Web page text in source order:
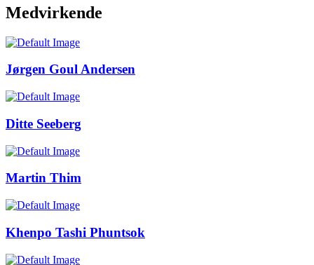
Medvirkende
Jørgen Goul Andersen
Ditte Seeberg
Martin Thim
Khenpo Tashi Phuntsok